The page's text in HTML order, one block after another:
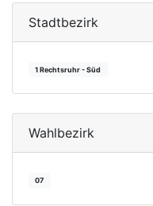
Stadtbezirk
1 Rechtsruhr - Süd
Wahlbezirk
07